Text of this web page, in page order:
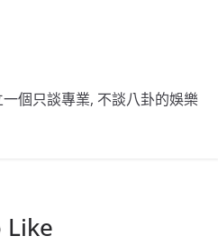
個只談專業, 不談八卦的娛樂
Like